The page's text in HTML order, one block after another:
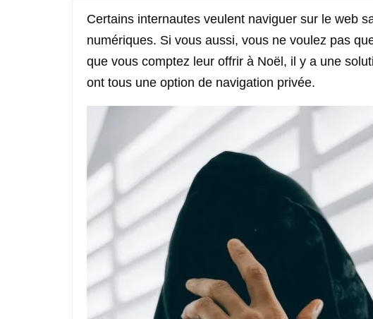
Certains internautes veulent naviguer sur le web
numériques. Si vous aussi, vous ne voulez pas
que vous comptez leur offrir à Noël, il y a une
ont tous une option de navigation privée.